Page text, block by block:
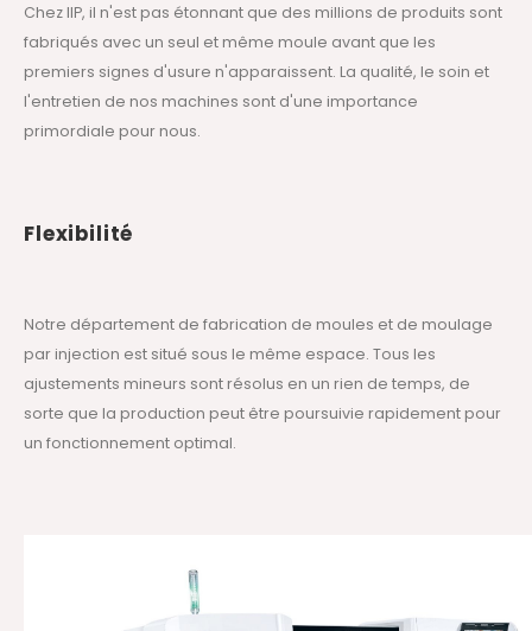
Chez IIP, il n'est pas étonnant que des millions de produits sont
fabriqués avec un seul et même moule avant que les
premiers signes d'usure n'apparaissent. La qualité, le soin et
l'entretien de nos machines sont d'une importance
primordiale pour nous.
Flexibilité
Notre département de fabrication de moules et de moulage
par injection est situé sous le même espace. Tous les
ajustements mineurs sont résolus en un rien de temps, de
sorte que la production peut être poursuivie rapidement pour
un fonctionnement optimal.